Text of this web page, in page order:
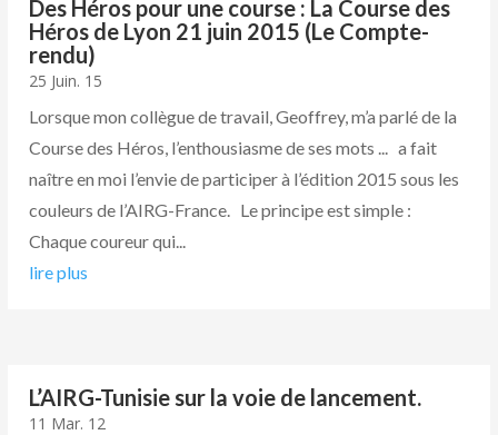
Des Héros pour une course : La Course des
Héros de Lyon 21 juin 2015 (Le Compte-
rendu)
25 Juin. 15
Lorsque mon collègue de travail, Geoffrey, m’a parlé de la
Course des Héros, l’enthousiasme de ses mots ... a fait
naître en moi l’envie de participer à l’édition 2015 sous les
couleurs de l’AIRG-France. Le principe est simple :
Chaque coureur qui...
lire plus
L’AIRG-Tunisie sur la voie de lancement.
11 Mar. 12